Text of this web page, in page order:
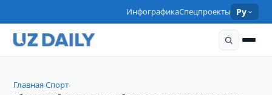
ИнфографикаСпецпроекты Ру
Главная›Спорт›